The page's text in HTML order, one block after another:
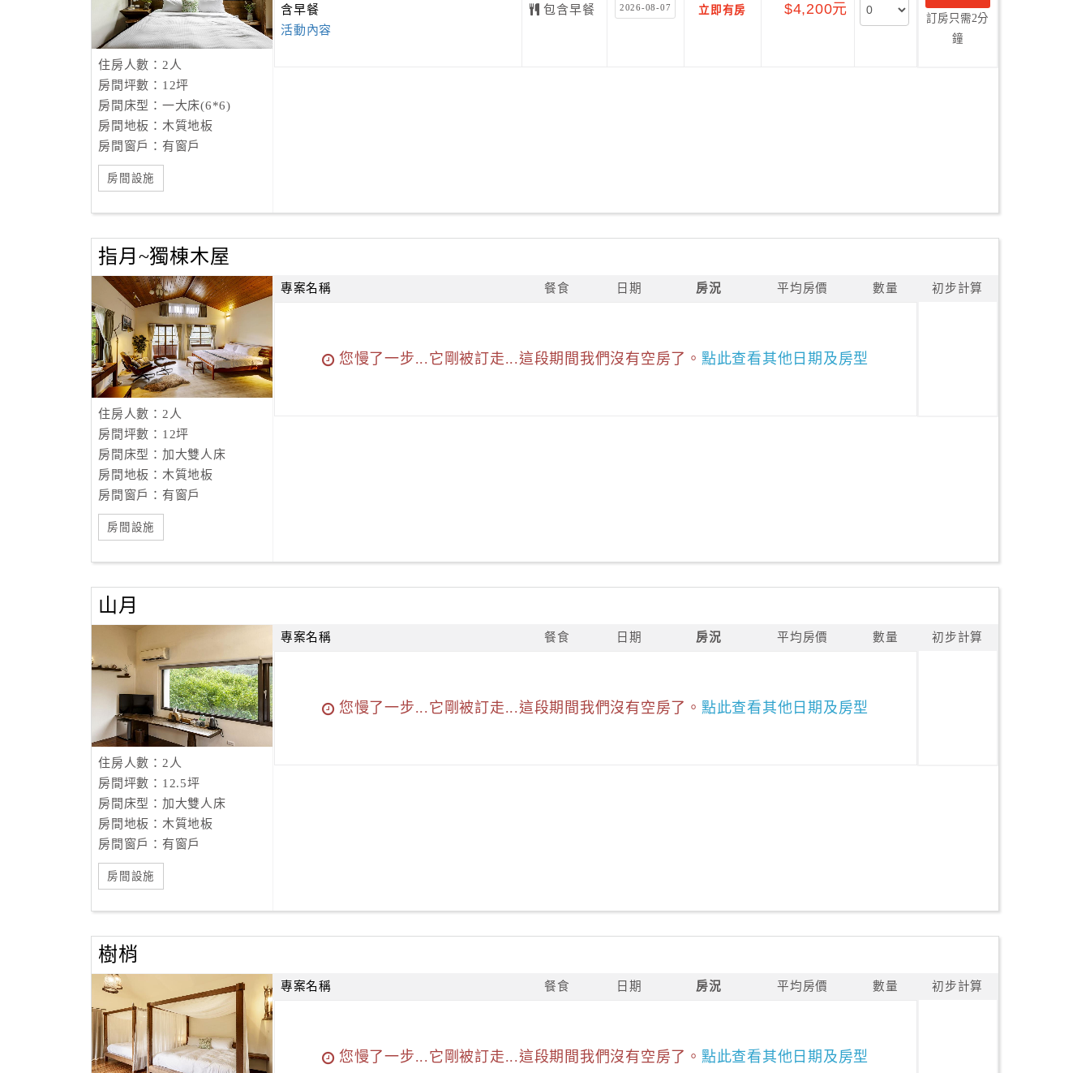
住房人數：2人
房間坪數：12坪
房間床型：一大床(6*6)
房間地板：木質地板
房間窗戶：有窗戶
房間設施
含早餐
活動內容
包含早餐 2026-08-07 立即有房 $4,200元
訂房只需2分
鐘
指月~獨棟木屋
住房人數：2人
房間坪數：12坪
房間床型：加大雙人床
房間地板：木質地板
房間窗戶：有窗戶
房間設施
專案名稱 餐食 日期 房況 平均房價 數量 初步計算
您慢了一步...它剛被訂走...這段期間我們沒有空房了。 點此查看其他日期及房型
山月
住房人數：2人
房間坪數：12.5坪
房間床型：加大雙人床
房間地板：木質地板
房間窗戶：有窗戶
房間設施
專案名稱 餐食 日期 房況 平均房價 數量 初步計算
您慢了一步...它剛被訂走...這段期間我們沒有空房了。 點此查看其他日期及房型
樹梢
專案名稱 餐食 日期 房況 平均房價 數量 初步計算
您慢了一步...它剛被訂走...這段期間我們沒有空房了。 點此查看其他日期及房型